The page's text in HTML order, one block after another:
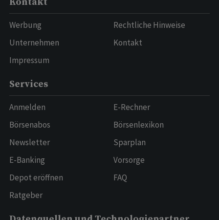
Werbung
Unternehmen
Impressum
Rechtliche Hinweise
Kontakt
Services
Anmelden
Börsenabos
Newsletter
E-Banking
Depot eröffnen
Ratgeber
E-Rechner
Börsenlexikon
Sparplan
Vorsorge
FAQ